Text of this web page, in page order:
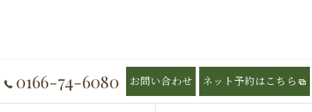
0166-74-6080 お問い合わせ ネット予約はこちら